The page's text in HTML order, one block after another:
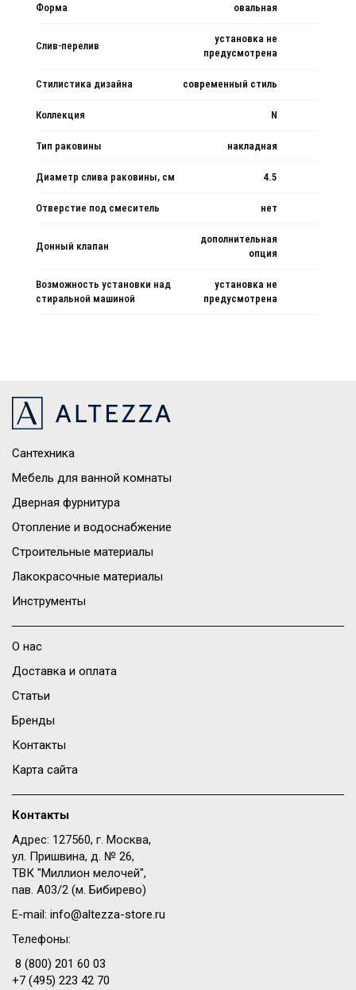
Форма овальная
Слив-перелив
установка не
предусмотрена
Стилистика дизайна современный стиль
Коллекция N
Тип раковины накладная
Диаметр слива раковины, см 4.5
Отверстие под смеситель нет
Донный клапан
дополнительная
опция
Возможность установки над
стиральной машиной
установка не
предусмотрена
Сантехника
Мебель для ванной комнаты
Дверная фурнитура
Отопление и водоснабжение
Строительные материалы
Лакокрасочные материалы
Инструменты
О нас
Доставка и оплата
Статьи
Бренды
Контакты
Карта сайта
Контакты
Адрес: 127560, г. Москва,
ул. Пришвина, д. № 26,
ТВК "Миллион мелочей",
пав. A03/2 (м. Бибирево)
E-mail: info@altezza-store.ru
Телефоны:
8 (800) 201 60 03
+7 (495) 223 42 70